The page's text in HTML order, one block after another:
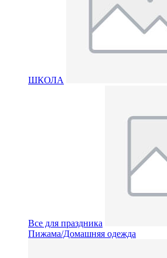
ШКОЛА
Все для праздника
Пижама/Домашняя одежда